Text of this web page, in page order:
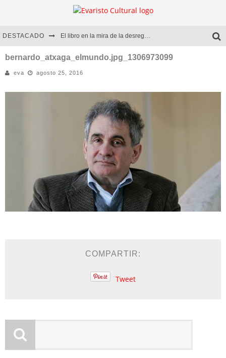
DESTACADO El libro en la mira de la desregulación
Marcelo Rubio | El llovedor
Diego Meret | Hotel Acapulco
bernardo_atxaga_elmundo.jpg_1306973099
eva agosto 25, 2016
COMPARTIR:
Tweet